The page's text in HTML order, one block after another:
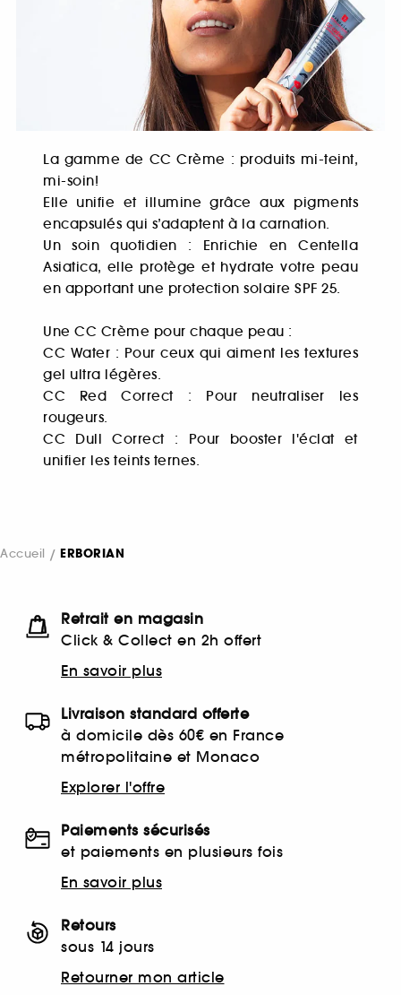
La gamme de CC Crème : produits mi-teint,
mi-soin!
Elle unifie et illumine grâce aux pigments
encapsulés qui s’adaptent à la carnation.
Un soin quotidien : Enrichie en Centella
Asiatica, elle protège et hydrate votre peau
en apportant une protection solaire SPF 25.
Une CC Crème pour chaque peau :
CC Water : Pour ceux qui aiment les textures
gel ultra légères.
CC Red Correct : Pour neutraliser les
rougeurs.
CC Dull Correct : Pour booster l'éclat et
unifier les teints ternes.
Accueil ERBORIAN
Retrait en magasin
Click & Collect en 2h offert
En savoir plus
Livraison standard offerte
à domicile dès 60€ en France
métropolitaine et Monaco
Explorer l'offre
Paiements sécurisés
et paiements en plusieurs fois
En savoir plus
Retours
sous 14 jours
Retourner mon article